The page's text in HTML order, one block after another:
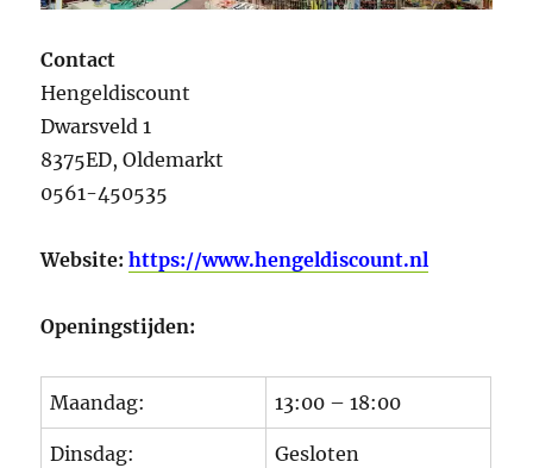
Contact
Hengeldiscount
Dwarsveld 1
8375ED, Oldemarkt
0561-450535
Website:https://www.hengeldiscount.nl
Openingstijden:
Maandag: 13:00 – 18:00
Dinsdag: Gesloten